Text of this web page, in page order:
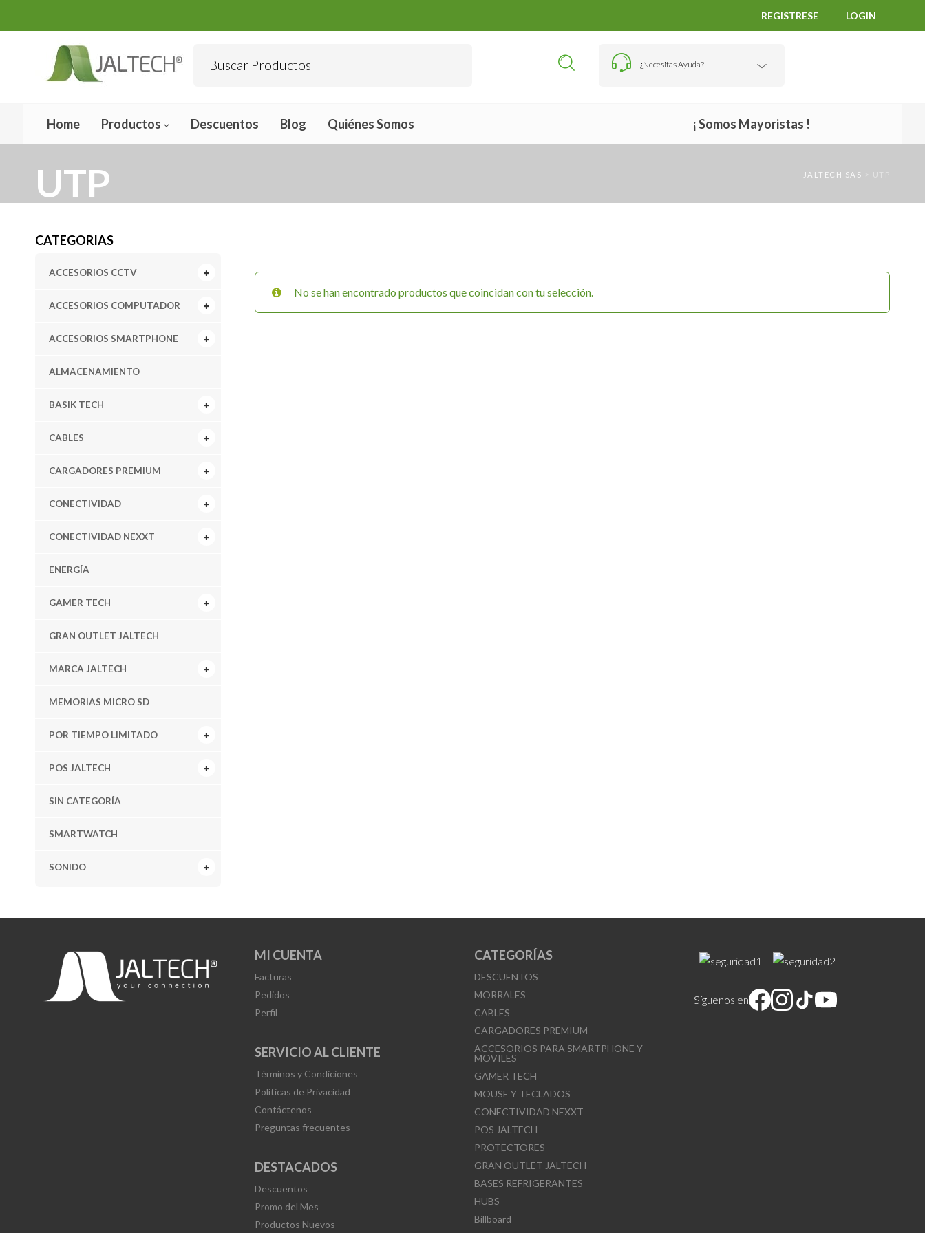
REGISTRESE LOGIN
¿Necesitas Ayuda?
Home Productos Descuentos Blog Quiénes Somos ¡ Somos Mayoristas !
JALTECH SAS UTP
UTP
CATEGORIAS
ACCESORIOS CCTV
ACCESORIOS COMPUTADOR
ACCESORIOS SMARTPHONE
ALMACENAMIENTO
BASIK TECH
CABLES
CARGADORES PREMIUM
CONECTIVIDAD
CONECTIVIDAD NEXXT
ENERGÍA
GAMER TECH
GRAN OUTLET JALTECH
MARCA JALTECH
MEMORIAS MICRO SD
POR TIEMPO LIMITADO
POS JALTECH
SIN CATEGORÍA
SMARTWATCH
SONIDO
No se han encontrado productos que coincidan con tu selección.
MI CUENTA
Facturas
Pedidos
Perfil
SERVICIO AL CLIENTE
Términos y Condiciones
Políticas de Privacidad
Contáctenos
Preguntas frecuentes
DESTACADOS
Descuentos
Promo del Mes
Productos Nuevos
CATEGORÍAS
DESCUENTOS
MORRALES
CABLES
CARGADORES PREMIUM
ACCESORIOS PARA SMARTPHONE Y
MOVILES
GAMER TECH
MOUSE Y TECLADOS
CONECTIVIDAD NEXXT
POS JALTECH
PROTECTORES
GRAN OUTLET JALTECH
BASES REFRIGERANTES
HUBS
Billboard
Síguenos en